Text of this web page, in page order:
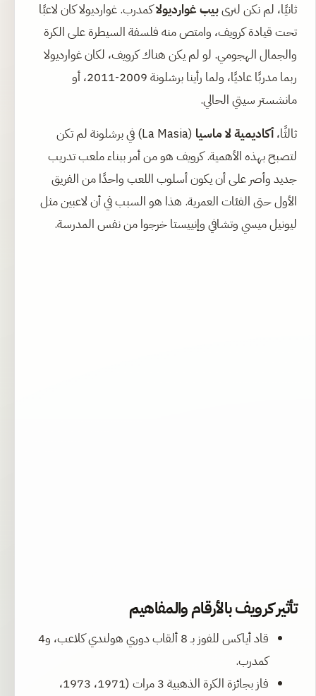
ثانيًا، لم نكن لنرىبيب غوارديولاكمدرب. غوارديولا كان لاعبًا
تحت قيادة كرويف، وامتص منه فلسفة السيطرة على الكرة
والجمال الهجومي. لو لم يكن هناك كرويف، لكان غوارديولا
ربما مدربًا عاديًا، ولما رأينا برشلونة 2009-2011، أو
مانشستر سيتي الحالي.
ثالثًا،أكاديمية لا ماسيا
(La Masia) في برشلونة لم تكن
لتصبح بهذه الأهمية. كرويف هو من أمر ببناء ملعب تدريب
جديد وأصر على أن يكون أسلوب اللعب واحدًا من الفريق
الأول حتى الفئات العمرية. هذا هو السبب في أن لاعبين مثل
ليونيل ميسي وتشافي وإنييستا خرجوا من نفس المدرسة.
تأثير كرويف بالأرقام والمفاهيم
قاد أياكس للفوز بـ 8 ألقاب دوري هولندي كلاعب، و4
كمدرب.
فاز بجائزة الكرة الذهبية 3 مرات (1971، 1973،